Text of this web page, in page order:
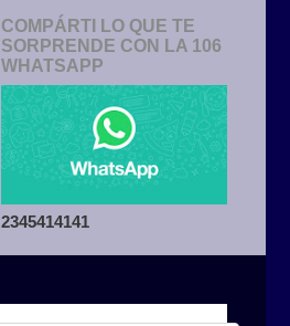
COMPÁRTI LO QUE TE
SORPRENDE CON LA 106
WHATSAPP
2345414141